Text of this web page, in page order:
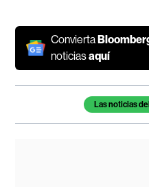
Convierta
noticiasaquí
Temas de este artículo
Las noticias